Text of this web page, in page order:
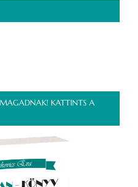
MAGADNAK! KATTINTS A